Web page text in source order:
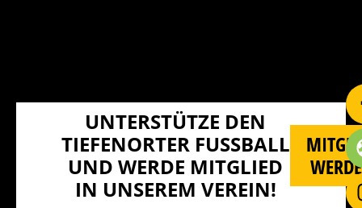
UNTERSTÜTZE DEN
TIEFENORTER FUSSBALL U
ND WERDE MITGLIED I
N UNSEREM VEREIN!